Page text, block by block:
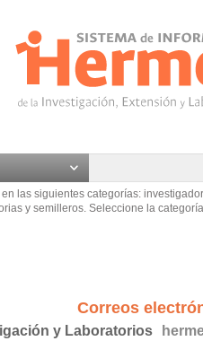
las siguientes categorías:
y semilleros. Seleccione la
Correos
y Laboratorios